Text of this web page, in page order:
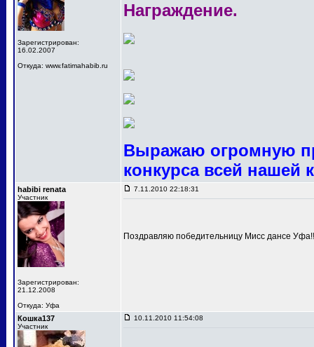
Зарегистрирован:
16.02.2007
Откуда: www.fatimahabib.ru
Награждение.
Выражаю огромную
конкурса всей нашей
habibi renata
Участник
Зарегистрирован:
21.12.2008
Откуда: Уфа
7.11.2010 22:18:31
Поздравляю победительницу Мисс дансе
Кошка137
Участник
10.11.2010 11:54:08